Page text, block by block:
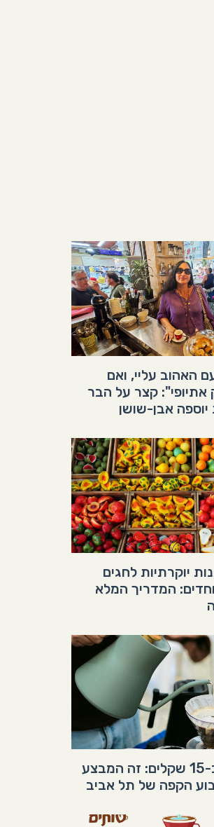
האהוב עליי, ואם
אתיופי": קצר על הבר
אבן-שושן
יוקרתיות לחגים
המדריך המלא
קפה פילטר ב-15 שקלים: זה המבצע
הקפה של תל אביב